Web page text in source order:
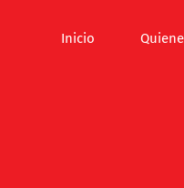
Inicio